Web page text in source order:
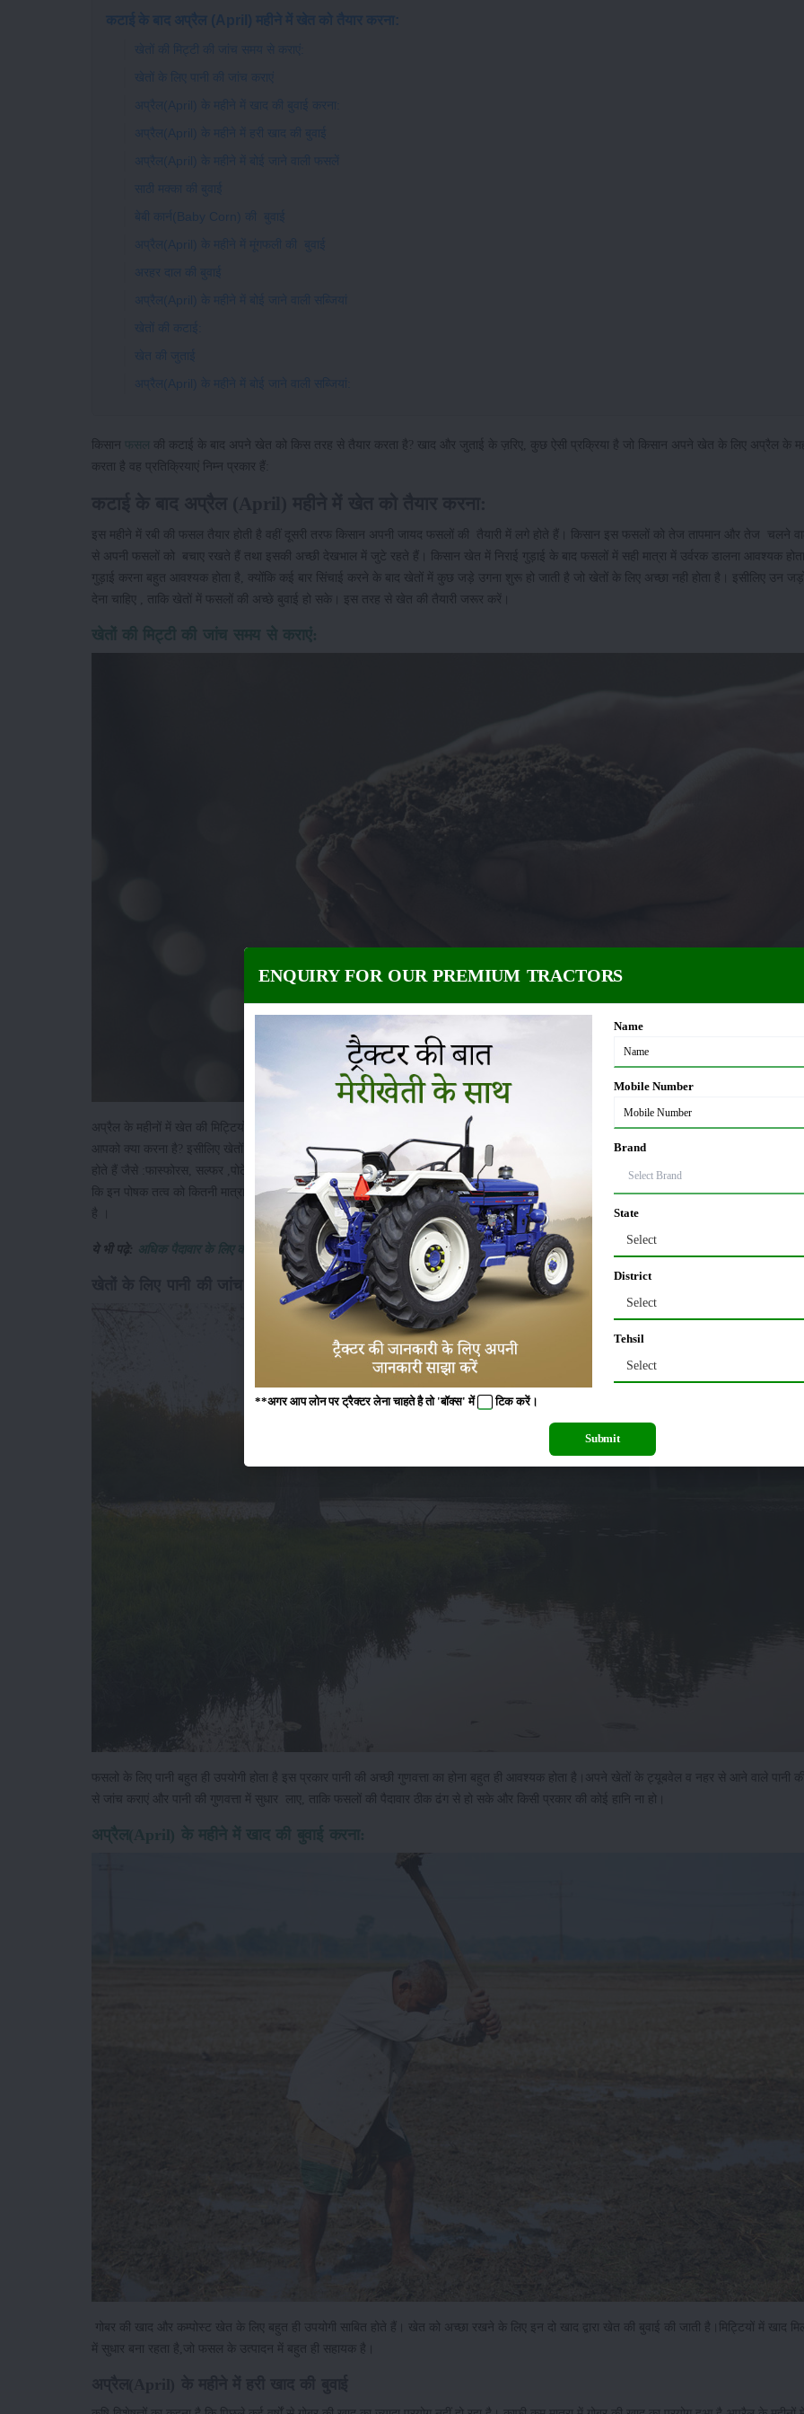
कटाई के बाद अप्रैल (April) महीने में खेत को तैयार करना:
खेतों की मिट्टी की जांच समय से कराएं:
खेतों के लिए पानी की जांच कराएं
अप्रैल(April) के महीने में खाद की बुवाई करना:
अप्रैल(April) के महीने में हरी खाद की बुवाई
अप्रैल(April) के महीने में बोई जाने वाली फसलें
साठी मक्का की बुवाई
बेबी कार्न(Baby Corn) की बुवाई
अप्रैल(April) के महीने में मूंगफली की बुवाई
अरहर दाल की बुवाई
अप्रैल(April) के महीने में बोई जाने वाली सब्जियां
खेतों की कटाई:
खेत की जुताई
अप्रैल(April) के महीने में बोई जाने वाली सब्जियां:
किसान फसल की कटाई के बाद अपने खेत को किस तरह से तैयार करता है? खाद और जुताई के ज़रिए, कुछ ऐसी प्रक्रिया है जो किसान अपने खेत के लिए अप्रैल के
करता है वह प्रतिक्रियाएं निम्न प्रकार हैं:
इस महीने में रबी की फसल तैयार होती है वहीं दूसरी तरफ किसान अपनी जायद फसलों की तैयारी में लगे होते हैं। किसान इस फसलों को तेज तापमान और तेज चलने
से अपनी फसलों को बचाए रखते हैं तथा इसकी अच्छी देखभाल में जुटे रहते हैं। किसान खेत में निराई गुड़ाई के बाद फसलों में सही मात्रा में उर्वरक डालना आवश्यक होता
गुड़ाई करना बहुत आवश्यक होता है, क्योंकि कई बार सिंचाई करने के बाद खेतों में कुछ जड़े उगना शुरू हो जाती है जो खेतों के लिए अच्छा नही होता है। इसीलिए उन
देना चाहिए , ताकि खेतों में फसलों की अच्छे बुवाई हो सके। इस तरह से खेत की तैयारी जरूर करें।
खेतों की मिट्टी की जांच समय से कराएं:
अप्रैल के महीनों में खेत की मिट्टियों की जांच कराना आवश्यक है जांच करवा कर आपको यह पता चल जाता है।कि मिट्टियों में क्या खराबी है ?उन खराबी को दूर
आपको क्या करना है? इसीलिए खेतों की मिट्टियों की जांच कराना 3 वर्षों में एक बार आवश्यक है आप के खेतों की अच्छी फसल के लिए। खेतों की मिट्टियों में जो पोषक
होते हैं जैसे :फास्फोरस, सल्फर ,पोटेशियम, नत्रजन ,लोहा, तांबा मैग्नीशियम, जिंक आदि। खेत की मिट्टियों की जांच कराने से आपको इनकी मात्रा का भी ज्ञान प्राप्त हो
कि इन पोषक तत्व को कितनी मात्रा में और कब मिट्टियों में मिलाना है इसीलिए खेतों की मिट्टी के लिए जांच करना आवश्यक है। इस तरह से खेत की तैयारी करना
है ।
ये भी पढ़े: अधिक पैदावार के लिए करें मृदा सुधार
फसलो के लिए पानी बहुत ही उपयोगी होता है इस प्रकार पानी की अच्छी गुणवत्ता का होना बहुत ही आवश्यक होता है।अपने खेतों के ट्यूबवेल व नहर से आने वाले पानी की
से जांच कराएं और पानी की गुणवत्ता में सुधार लाए, ताकि फसलों की पैदावार ठीक ढंग से हो सके और किसी प्रकार की कोई हानि ना हो।
अप्रैल(April) के महीने में खाद की बुवाई करना:
गोबर की खाद और कम्पोस्ट खेत के लिए बहुत ही उपयोगी साबित होते हैं। खेत को अच्छा रखने के लिए इन दो खाद द्वारा खेत की बुवाई की जाती है।मिट्टियों में खाद
में सुधार बना रहता है,जो फसल के उत्पादन में बहुत ही सहायक है।
ENQUIRY FOR OUR PREMIUM TRACTORS
Name
Mobile Number
Brand
State
Select
District
Select
Tehsil
Select
**अगर आप लोन पर ट्रैक्टर लेना चाहते है तो 'बॉक्स' में टिककरें।
Submit